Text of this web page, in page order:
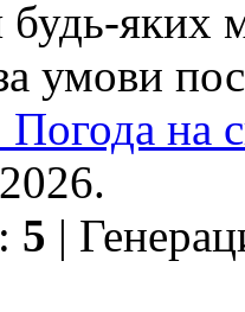
яких
умови
на
5 |